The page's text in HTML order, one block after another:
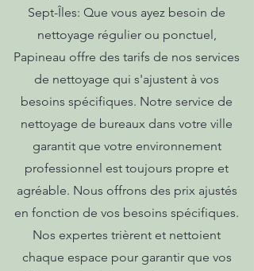
Sept-Îles: Que vous ayez besoin de
nettoyage régulier ou ponctuel,
Papineau offre des tarifs de nos services
de nettoyage qui s'ajustent à vos
besoins spécifiques. Notre service de
nettoyage de bureaux dans votre ville
garantit que votre environnement
professionnel est toujours propre et
agréable. Nous offrons des prix ajustés
en fonction de vos besoins spécifiques.
Nos expertes trièrent et nettoient
chaque espace pour garantir que vos